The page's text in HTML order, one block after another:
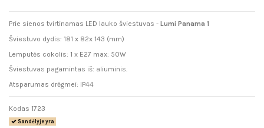
Prie sienos tvirtinamas LED lauko šviestuvas - Lumi Panama 1
Šviestuvo dydis: 181 x 82x 143 (mm)
Lemputės cokolis: 1 x E27 max: 50W
Šviestuvas pagamintas iš: aliuminis.
Atsparumas drėgmei: IP44
Kodas 1723
Sandėlyje yra